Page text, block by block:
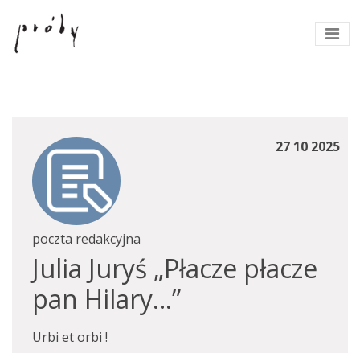
27 10 2025
poczta redakcyjna
Julia Juryś „Płacze płacze
pan Hilary…”
Urbi et orbi !